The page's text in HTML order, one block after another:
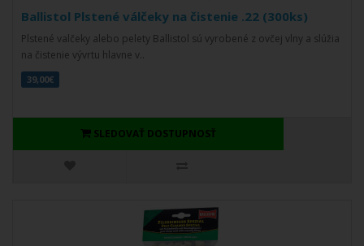
Ballistol Plstené válčeky na čistenie .22 (300ks)
Plstené valčeky alebo pelety Ballistol sú vyrobené z ovčej vlny a slúžia
na čistenie vývrtu hlavne v..
39,00€
SLEDOVAŤ DOSTUPNOSŤ